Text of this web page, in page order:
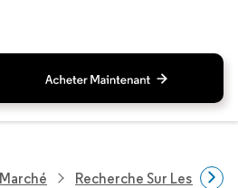
Recherche Sur Les